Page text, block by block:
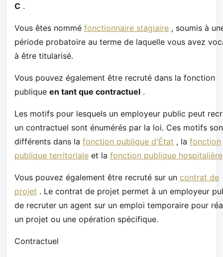
C .
Vous êtes nommé fonctionnaire stagiaire , soumis à
période probatoire au terme de laquelle vous avez
à être titularisé.
Vous pouvez également être recruté dans la fonction
publique en tant que contractuel .
Les motifs pour lesquels un employeur public peut
un contractuel sont énumérés par la loi. Ces motifs
différents dans la fonction publique d'État , la fonction
publique territoriale et la fonction publique hospitalière
Vous pouvez également être recruté sur un contrat de
projet . Le contrat de projet permet à un employeur
de recruter un agent sur un emploi temporaire pour
un projet ou une opération spécifique.
Contractuel